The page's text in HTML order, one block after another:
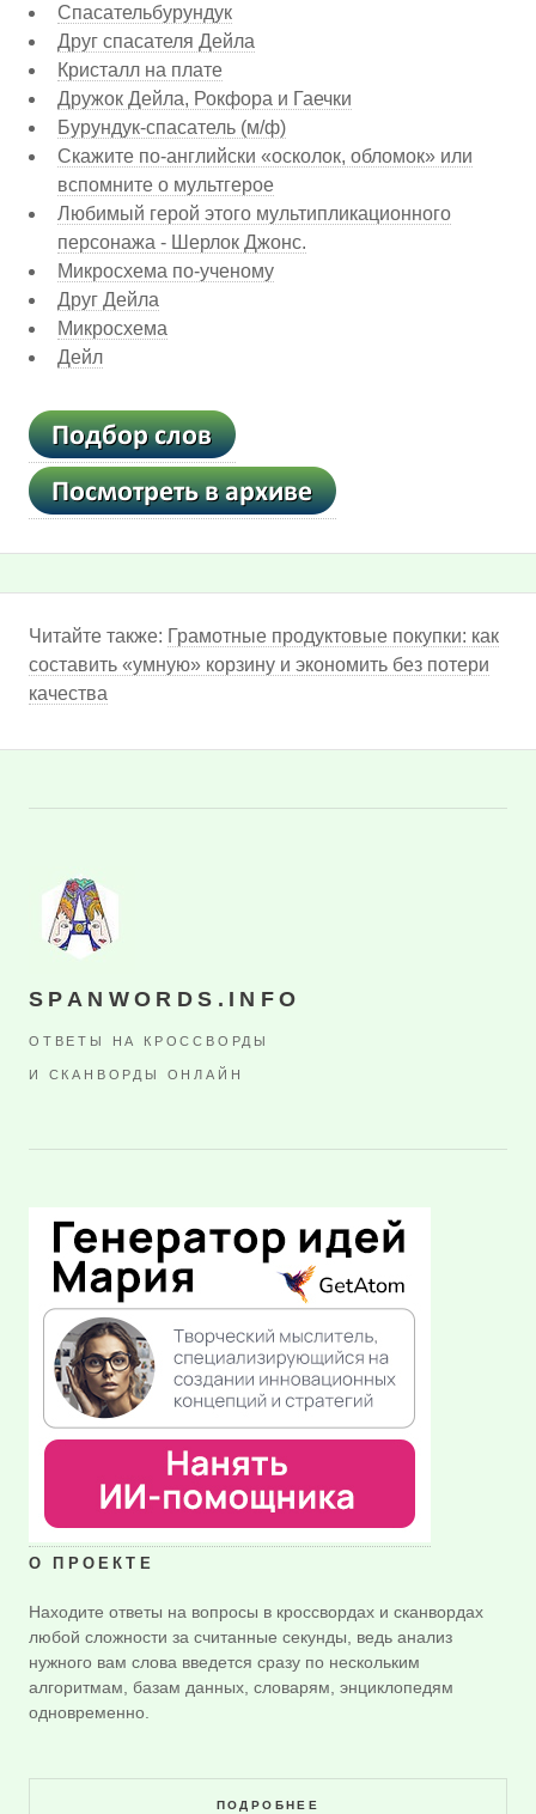
Спасательбурундук
Друг спасателя Дейла
Кристалл на плате
Дружок Дейла, Рокфора и Гаечки
Бурундук-спасатель (м/ф)
Скажите по-английски «осколок, обломок» или
вспомните о мультгерое
Любимый герой этого мультипликационного
персонажа - Шерлок Джонс.
Микросхема по-ученому
Друг Дейла
Микросхема
Дейл
Читайте также: Грамотные продуктовые покупки: как
составить «умную» корзину и экономить без потери
качества
SPANWORDS.INFO
ОТВЕТЫ НА КРОССВОРДЫ
И СКАНВОРДЫ ОНЛАЙН
О ПРОЕКТЕ
Находите ответы на вопросы в кроссвордах и сканвордах
любой сложности за считанные секунды, ведь анализ
нужного вам слова введется сразу по нескольким
алгоритмам, базам данных, словарям, энциклопедям
одновременно.
ПОДРОБНЕЕ